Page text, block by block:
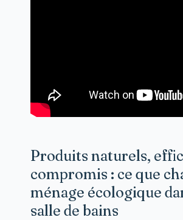
Produits naturels,
compromis : ce que
ménage écologique
salle de bains